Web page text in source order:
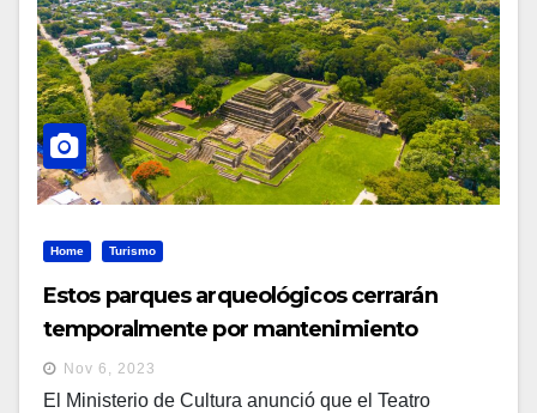
Home Turismo
Estos parques arqueológicos cerrarán
temporalmente por mantenimiento
Nov 6, 2023
El Ministerio de Cultura anunció que el Teatro